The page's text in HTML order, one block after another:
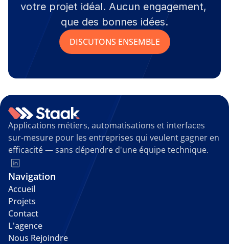
votre projet idéal. Aucun engagement,
que des bonnes idées.
DISCUTONS ENSEMBLE
Applications métiers, automatisations et interfaces
sur-mesure pour les entreprises qui veulent gagner en
efficacité — sans dépendre d'une équipe technique.
Navigation
Accueil
Projets
Contact
L'agence
Nous Rejoindre